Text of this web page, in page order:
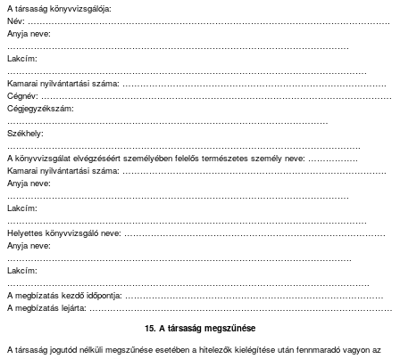
A társaság könyvvizsgálója:
Név: …………………………………………………………………………………………………………..
Anyja neve:
…………………………………………………………………………………………………….
Lakcím:
………………………………………………………………………………………………………….
Kamarai nyilvántartási száma: ……………………………………………………………………………..
Cégnév: ……………………………………………………………………………………………………….
Cégjegyzékszám:
………………………………………………………………………………………………
Székhely:
………………………………………………………………………………………………………..
A könyvvizsgálat elvégzéséért személyében felelős természetes személy neve: ……………..
Kamarai nyilvántartási száma: ……………………………………………………………………………..
Anyja neve:
…………………………………………………………………………………………………….
Lakcím:
………………………………………………………………………………………………………….
Helyettes könyvvizsgáló neve: …………………………………………………………………………….
Anyja neve:
……………………………………………………………………………………………………..
Lakcím:
…………………………………………………………………………………………………………..
A megbízatás kezdő időpontja: ……………………………………………………………………………
A megbízatás lejárta: …………………………………………………………………………………………
15. A társaság megszűnése
A társaság jogutód nélküli megszűnése esetében a hitelezők kielégítése után fennmaradó vagyon az